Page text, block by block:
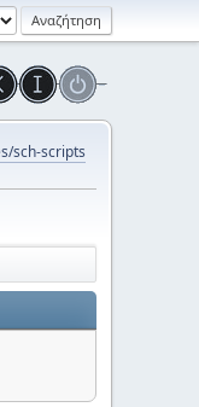
sch-scripts